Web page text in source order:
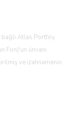
Atlas Portföy
Fon)'un ünvanı
ve izahnamenin